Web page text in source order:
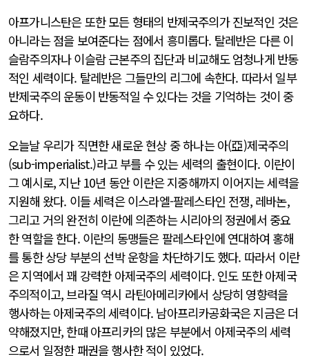
아프가니스탄은 또한 모든 형태의 반제국주의가 진보적인 것은
아니라는 점을 보여준다는 점에서 흥미롭다. 탈레반은 다른 이
슬람주의자나 이슬람 근본주의 집단과 비교해도 엄청나게 반동
적인 세력이다. 탈레반은 그들만의 리그에 속한다. 따라서 일부
반제국주의 운동이 반동적일 수 있다는 것을 기억하는 것이 중
요하다.
오늘날 우리가 직면한 새로운 현상 중 하나는 아(亞)제국주의
(sub-imperialist.)라고 부를 수 있는 세력의 출현이다. 이란이
그 예시로, 지난 10년 동안 이란은 지중해까지 이어지는 세력을
지원해 왔다. 이들 세력은 이스라엘-팔레스타인 전쟁, 레바논,
그리고 거의 완전히 이란에 의존하는 시리아의 정권에서 중요
한 역할을 한다. 이란의 동맹들은 팔레스타인에 연대하여 홍해
를 통한 상당 부분의 선박 운항을 차단하기도 했다. 따라서 이란
은 지역에서 꽤 강력한 아제국주의 세력이다. 인도 또한 아제국
주의적이고, 브라질 역시 라틴아메리카에서 상당히 영향력을
행사하는 아제국주의 세력이다. 남아프리카공화국은 지금은 더
약해졌지만, 한때 아프리카의 많은 부분에서 아제국주의 세력
으로서 일정한 패권을 행사한 적이 있었다.